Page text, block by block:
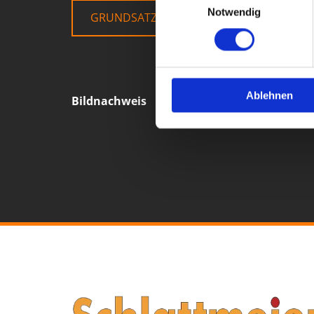
Notwendig
Ablehnen
GRUNDSATZERKLÄRUNG
Bildnachweis